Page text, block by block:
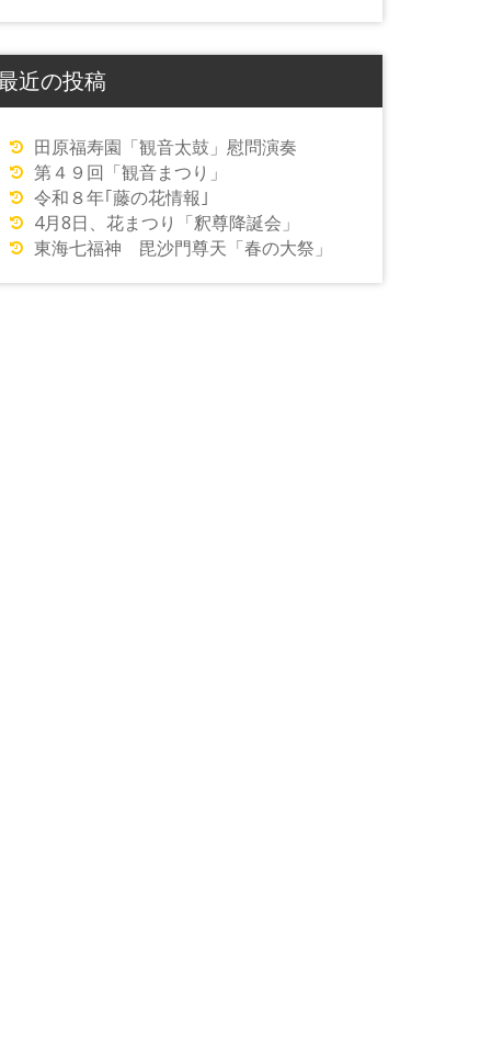
近の投稿
田原福寿園「観音太鼓」慰問演奏
第４９回「観音まつり」
令和８年｢藤の花情報｣
4月8日、花まつり「釈尊降誕会」
東海七福神 毘沙門尊天「春の大祭」